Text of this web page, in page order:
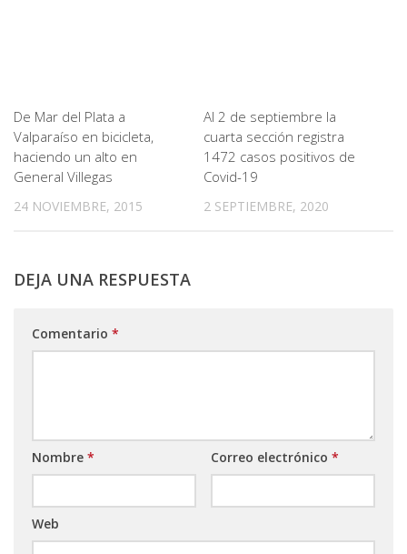
De Mar del Plata a
Valparaíso en bicicleta,
haciendo un alto en
General Villegas
24 NOVIEMBRE, 2015
Al 2 de septiembre la
cuarta sección registra
1472 casos positivos de
Covid-19
2 SEPTIEMBRE, 2020
DEJA UNA RESPUESTA
Comentario *
Nombre * Correo electrónico *
Web